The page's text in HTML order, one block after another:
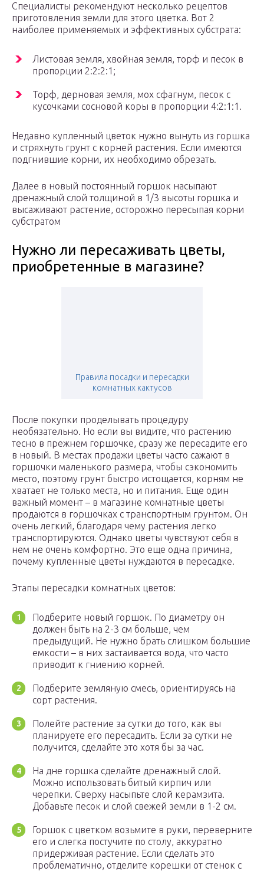
Специалисты рекомендуют несколько рецептов
приготовления земли для этого цветка. Вот 2
наиболее применяемых и эффективных субстрата:
Листовая земля, хвойная земля, торф и песок в
пропорции 2:2:2:1;
Торф, дерновая земля, мох сфагнум, песок с
кусочками сосновой коры в пропорции 4:2:1:1.
Недавно купленный цветок нужно вынуть из горшка
и стряхнуть грунт с корней растения. Если имеются
подгнившие корни, их необходимо обрезать.
Далее в новый постоянный горшок насыпают
дренажный слой толщиной в 1/3 высоты горшка и
высаживают растение, осторожно пересыпая корни
субстратом
Нужно ли пересаживать цветы,
приобретенные в магазине?
Правила посадки и пересадки
комнатных кактусов
После покупки проделывать процедуру
необязательно. Но если вы видите, что растению
тесно в прежнем горшочке, сразу же пересадите его
в новый. В местах продажи цветы часто сажают в
горшочки маленького размера, чтобы сэкономить
место, поэтому грунт быстро истощается, корням не
хватает не только места, но и питания. Еще один
важный момент – в магазине комнатные цветы
продаются в горшочках с транспортным грунтом. Он
очень легкий, благодаря чему растения легко
транспортируются. Однако цветы чувствуют себя в
нем не очень комфортно. Это еще одна причина,
почему купленные цветы нуждаются в пересадке.
Этапы пересадки комнатных цветов:
Подберите новый горшок. По диаметру он
должен быть на 2-3 см больше, чем
предыдущий. Не нужно брать слишком большие
емкости – в них застаивается вода, что часто
приводит к гниению корней.
Подберите земляную смесь, ориентируясь на
сорт растения.
Полейте растение за сутки до того, как вы
планируете его пересадить. Если за сутки не
получится, сделайте это хотя бы за час.
На дне горшка сделайте дренажный слой.
Можно использовать битый кирпич или
черепки. Сверху насыпьте слой керамзита.
Добавьте песок и слой свежей земли в 1-2 см.
Горшок с цветком возьмите в руки, переверните
его и слегка постучите по столу, аккуратно
придерживая растение. Если сделать это
проблематично, отделите корешки от стенок с